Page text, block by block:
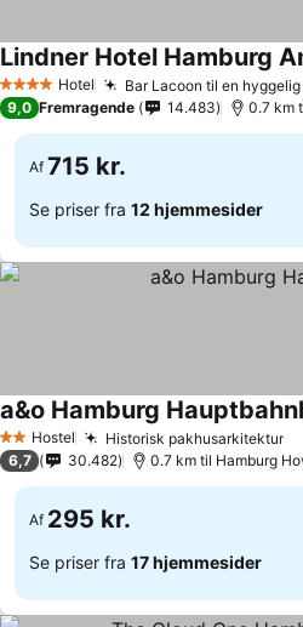
4 StjernerHotel Bar Lacoon til en
9,0 Fremragende 14.483 0.7 km
Af 715 kr.
Se priser fra 12 hjemmesider
2 Stjerner
Hostel Historisk pakhusarkitektur
a&o Hamburg
6,7 30.482 0.7 km til Hamburg
Af 295 kr.
Se priser fra 17 hjemmesider